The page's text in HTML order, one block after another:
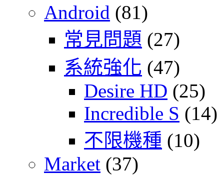
Android (81)
常見問題 (27)
系統強化 (47)
Desire HD (25)
Incredible S (14)
不限機種 (10)
Market (37)